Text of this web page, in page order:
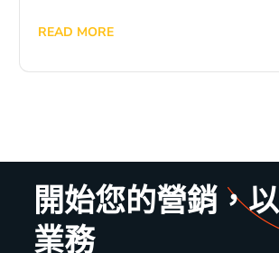
READ MORE
開始您的營銷，